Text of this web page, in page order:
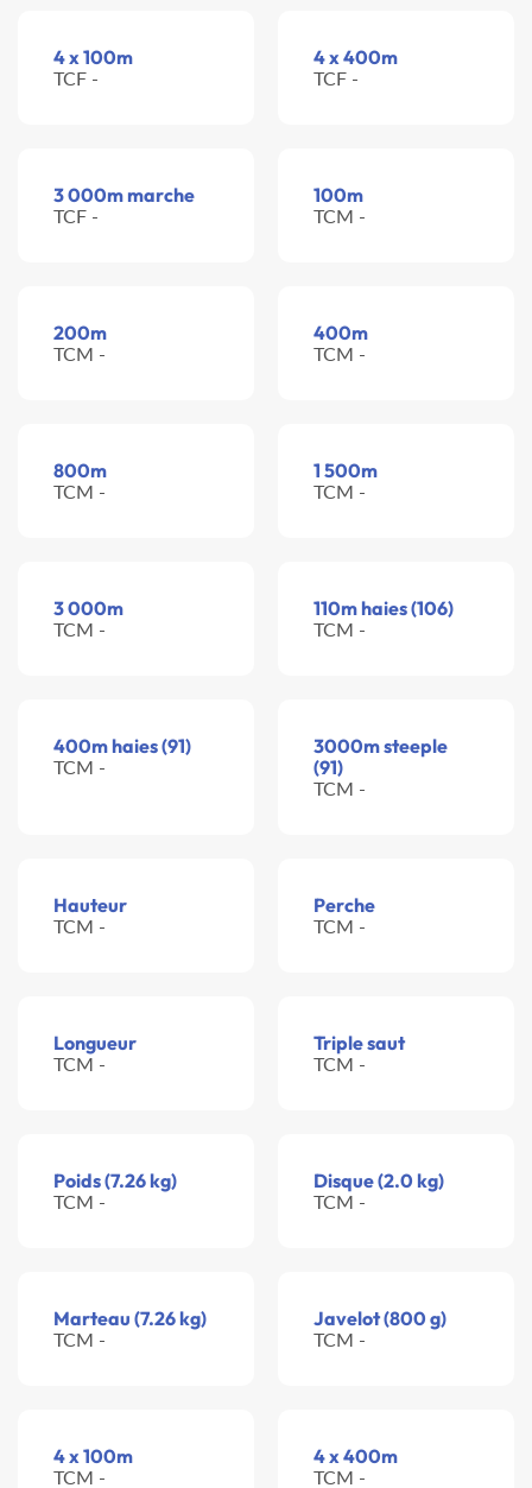
4 x 100m
TCF -
4 x 400m
TCF -
3 000m marche
TCF -
100m
TCM -
200m
TCM -
400m
TCM -
800m
TCM -
1 500m
TCM -
3 000m
TCM -
110m haies (106)
TCM -
400m haies (91)
TCM -
3000m steeple
(91)
TCM -
Hauteur
TCM -
Perche
TCM -
Longueur
TCM -
Triple saut
TCM -
Poids (7.26 kg)
TCM -
Disque (2.0 kg)
TCM -
Marteau (7.26 kg)
TCM -
Javelot (800 g)
TCM -
4 x 100m
TCM -
4 x 400m
TCM -